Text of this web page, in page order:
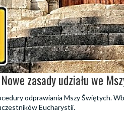
zasady udziału we
odprawiania Mszy Świętych.
Eucharystii.